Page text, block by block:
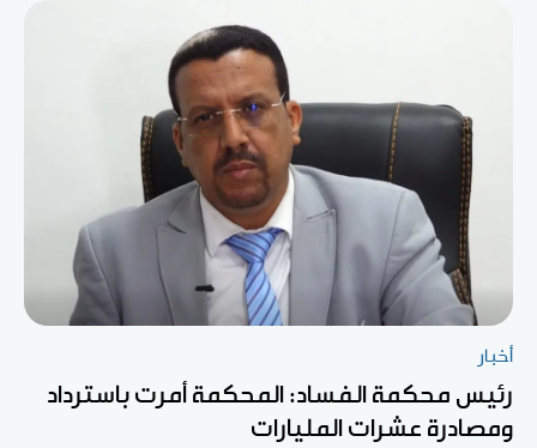
أخبار
رئيس محكمة الفساد: المحكمة أمرت باسترداد
ومصادرة عشرات المليارات